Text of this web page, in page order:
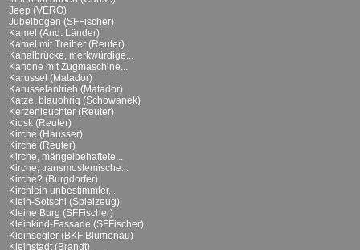
Jeep (VERO)
Jubelbogen (SFFischer)
Kamel (And. Länder)
Kamel mit Treiber (Reuter)
Kanalbrücke, merkwürdige...
Kanone mit Zugmaschine...
Karussel (Matador)
Karusselantrieb (Matador)
Katze, blauohrig (Schowanek)
Kerzenleuchter (Reuter)
Kiosk (Reuter)
Kirche (Hausser)
Kirche (Reuter)
Kirche, mängelbehaftete...
Kirche, transmoslemische...
Kirche? (Burgdorfer)
Kirchlein unbestimmter...
Klein-Sotschi (Spielzeug)
Kleine Burg (SFFischer)
Kleinkind-Fassade (SFFischer)
Kleinsegler (BKF Blumenau)
Kleinstadt (Brandt)